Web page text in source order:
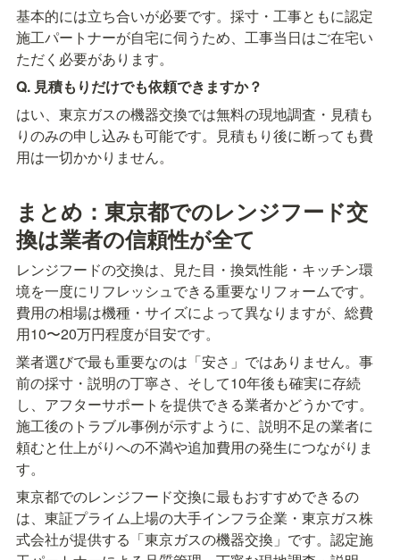
基本的には立ち合いが必要です。採寸・工事ともに認定
施工パートナーが自宅に伺うため、工事当日はご在宅い
ただく必要があります。
Q. 見積もりだけでも依頼できますか？
はい、東京ガスの機器交換では無料の現地調査・見積も
りのみの申し込みも可能です。見積もり後に断っても費
用は一切かかりません。
まとめ：東京都でのレンジフード交
換は業者の信頼性が全て
レンジフードの交換は、見た目・換気性能・キッチン環
境を一度にリフレッシュできる重要なリフォームです。
費用の相場は機種・サイズによって異なりますが、総費
用10〜20万円程度が目安です。
業者選びで最も重要なのは「安さ」ではありません。事
前の採寸・説明の丁寧さ、そして10年後も確実に存続
し、アフターサポートを提供できる業者かどうかです。
施工後のトラブル事例が示すように、説明不足の業者に
頼むと仕上がりへの不満や追加費用の発生につながりま
す。
東京都でのレンジフード交換に最もおすすめできるの
は、東証プライム上場の大手インフラ企業・東京ガス株
式会社が提供する「東京ガスの機器交換」です。認定施